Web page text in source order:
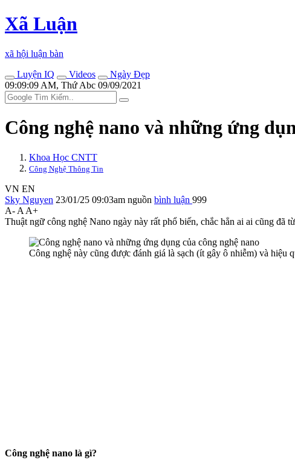
Xã Luận
xã hội luận bàn
Luyện IQ
Videos
Ngày Đẹp
09:09:09 AM, Thứ Abc 09/09/2021
Công nghệ nano và những ứng
Khoa Học CNTT
Công Nghệ Thông Tin
VN EN
Sky Nguyen 23/01/25 09:03am nguồn bình luận 999
A- A A+
Thuật ngữ công nghệ Nano ngày này rất phổ biến, chắc hẳn ai ai cũng
Công nghệ này cũng được đánh giá là sạch (ít gây ô nhiễm) và hiệu
Công nghệ nano là gì?